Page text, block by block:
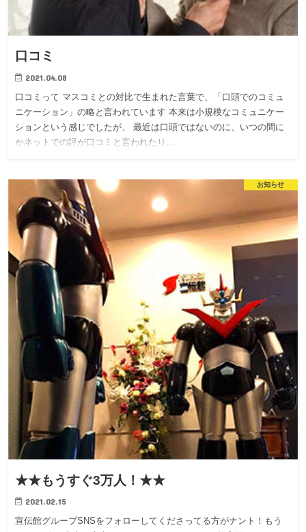
口コミ
2021.04.08
口コミって マスコミとの対比で生まれた言葉で、「口頭でのコミュ
ニケーション」の略と言われています 本来は小規模なコミュニケー
ションという感じでしたが、 最近は口頭ではないのに、いつの間に
かネットでの評が口コミと言われたり…
お知らせ
★★もうすぐ3万人！★★
2021.02.15
宣伝館グループSNSをフォローしてくださってる方がナント！もう